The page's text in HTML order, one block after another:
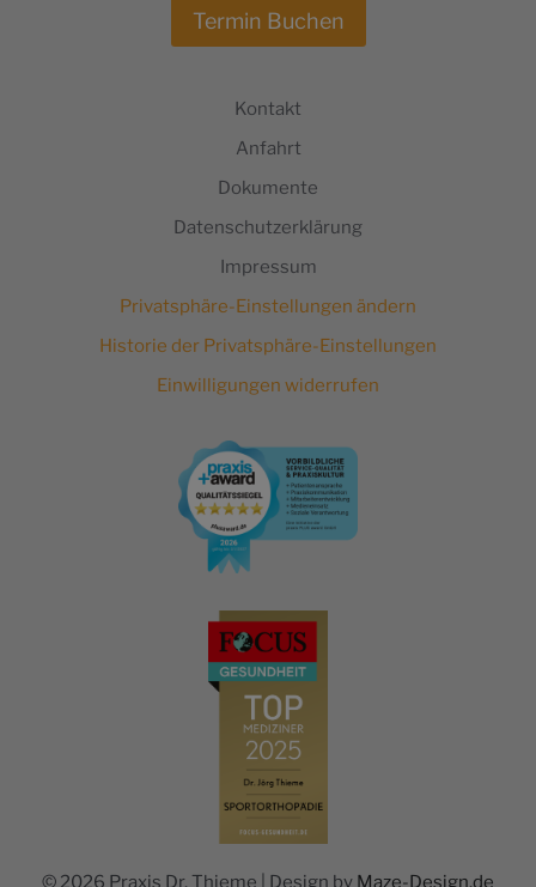
Kontakt
Anfahrt
Dokumente
Datenschutzerklärung
Impressum
Privatsphäre-Einstellungen ändern
Historie der Privatsphäre-Einstellungen
Einwilligungen widerrufen
Termin Buchen
© 2026 Praxis Dr. Thieme | Design by Maze-Design.de